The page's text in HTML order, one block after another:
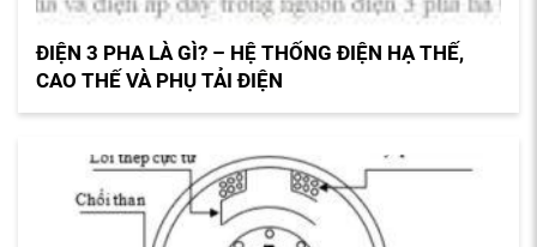
ĐIỆN 3 PHA LÀ GÌ? – HỆ THỐNG ĐIỆN HẠ THẾ,
CAO THẾ VÀ PHỤ TẢI ĐIỆN